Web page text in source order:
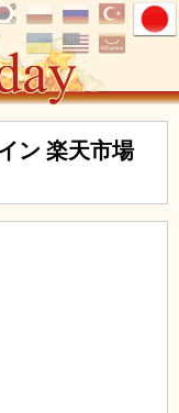
ン 楽天市場